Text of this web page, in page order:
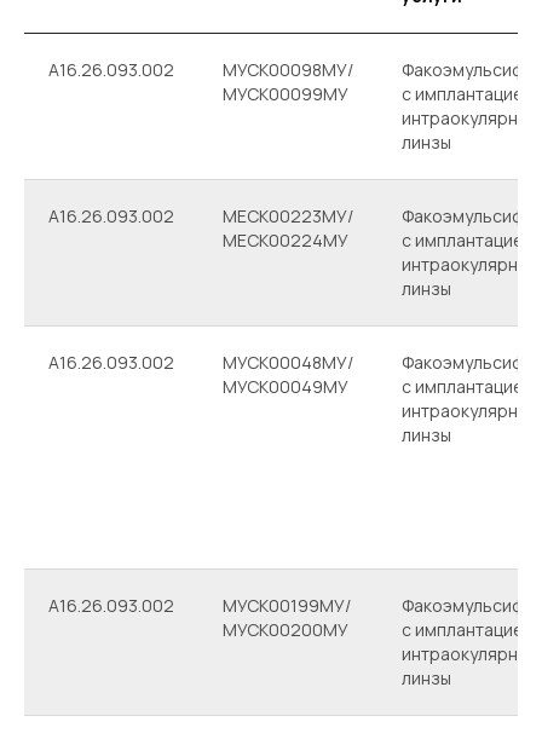
A16.26.093.002
МУСК00098МУ/
МУСК00099МУ
с имплантацией
интраокулярной
линзы
A16.26.093.002
МЕСК00223МУ/
МЕСК00224МУ
с имплантацией
интраокулярной
линзы
A16.26.093.002
МУСК00048МУ/
МУСК00049МУ
с имплантацией
интраокулярной
линзы
A16.26.093.002
МУСК00199МУ/
МУСК00200МУ
с имплантацией
интраокулярной
линзы